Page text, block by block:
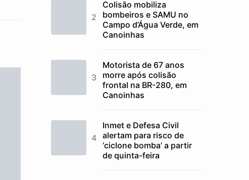
Colisão mobiliza
bombeiros e SAMU no
Campo d’Água Verde, em
Canoinhas
Motorista de 67 anos
morre após colisão
frontal na BR-280, em
Canoinhas
Inmet e Defesa Civil
alertam para risco de
‘ciclone bomba’ a partir
de quinta-feira